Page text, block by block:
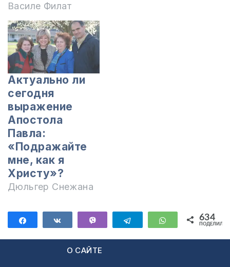
Василе Филат
Актуально ли
сегодня
выражение
Апостола
Павла:
«Подражайте
мне, как я
Христу»?
Дюльгер Снежана
ПоделитьсяПоделиться Telegram WhatsApp
634
О САЙТЕ